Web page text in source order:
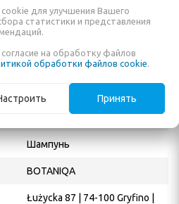
, Aloe Barbadensis Leaf Juice,
Шампунь
BOTANIQA
Łużycka 87 | 74-100 Gryfino |
для улучшения Вашего
статистики и представления
на обработку файлов
обработки файлов cookie.
Принять